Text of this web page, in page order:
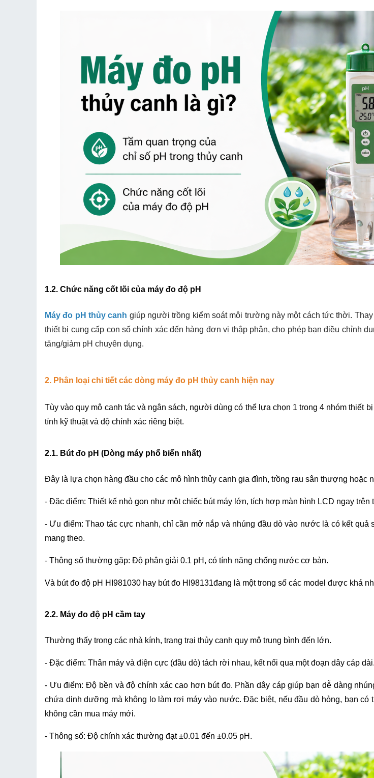
1.2. Chức năng cốt lõi của máy đo độ pH
Máy đo pH thủy canh giúp người trồng kiểm soát môi trường này một cách tức thời.
thiết bị cung cấp con số chính xác đến hàng đơn vị thập phân, cho phép bạn điều chỉnh
tăng/giảm pH chuyên dụng.
2. Phân loại chi tiết các dòng máy đo pH thủy canh hiện nay
Tùy vào quy mô canh tác và ngân sách, người dùng có thể lựa chọn 1 trong 4 nhóm thiết
tính kỹ thuật và độ chính xác riêng biệt.
2.1. Bút đo pH (Dòng máy phổ biến nhất)
Đây là lựa chọn hàng đầu cho các mô hình thủy canh gia đình, trồng rau sân thượng hoặc
- Đặc điểm: Thiết kế nhỏ gọn như một chiếc bút máy lớn, tích hợp màn hình LCD ngay trên
- Ưu điểm: Thao tác cực nhanh, chỉ cần mở nắp và nhúng đầu dò vào nước là có kết quả
mang theo.
- Thông số thường gặp: Độ phân giải 0.1 pH, có tính năng chống nước cơ bản.
Và bút đo độ pH HI981030 hay bút đo HI98131đang là một trong số các model được khá
2.2. Máy đo độ pH cầm tay
Thường thấy trong các nhà kính, trang trại thủy canh quy mô trung bình đến lớn.
- Đặc điểm: Thân máy và điện cực (đầu dò) tách rời nhau, kết nối qua một đoạn dây cáp dài.
- Ưu điểm: Độ bền và độ chính xác cao hơn bút đo. Phần dây cáp giúp bạn dễ dàng
chứa dinh dưỡng mà không lo làm rơi máy vào nước. Đặc biệt, nếu đầu dò hỏng, bạn có
không cần mua máy mới.
- Thông số: Độ chính xác thường đạt ±0.01 đến ±0.05 pH.